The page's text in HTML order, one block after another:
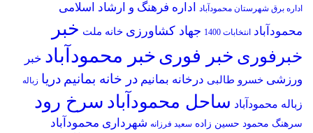
اداره برق شهرستان محمودآباد
اداره فرهنگ و ارشاد اسلامی
محمودآباد انتخابات 1400 جهاد کشاورزی خانه ملت خبر
خبرفوری خبر فوری خبر محمودآباد خبر
ورزشی خسرو طالبی درخانه بمانیم در خانه بمانیم دریا زباله
زباله محمودآباد ساحل محمودآباد سرخ رود
سرهنگ محمود حسین زاده سعید فرزانه شهرداری محمودآباد